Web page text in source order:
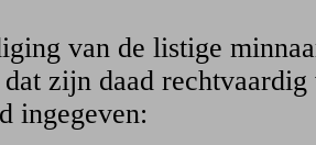
van de listige
zijn daad
ingegeven: